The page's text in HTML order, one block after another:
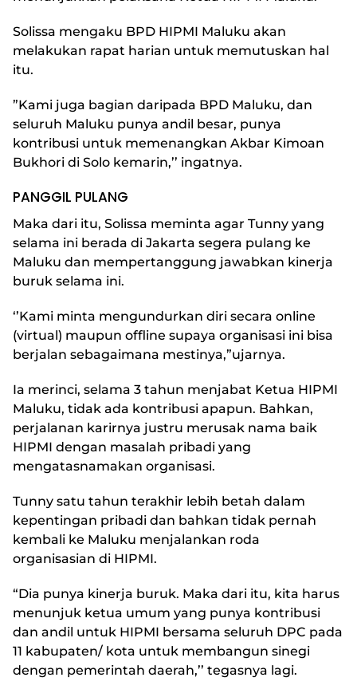
Solissa mengaku BPD HIPMI Maluku akan
melakukan rapat harian untuk memutuskan hal
itu.
”Kami juga bagian daripada BPD Maluku, dan
seluruh Maluku punya andil besar, punya
kontribusi untuk memenangkan Akbar Kimoan
Bukhori di Solo kemarin,’’ ingatnya.
PANGGIL PULANG
Maka dari itu, Solissa meminta agar Tunny yang
selama ini berada di Jakarta segera pulang ke
Maluku dan mempertanggung jawabkan kinerja
buruk selama ini.
‘’Kami minta mengundurkan diri secara online
(virtual) maupun offline supaya organisasi ini bisa
berjalan sebagaimana mestinya,”ujarnya.
Ia merinci, selama 3 tahun menjabat Ketua HIPMI
Maluku, tidak ada kontribusi apapun. Bahkan,
perjalanan karirnya justru merusak nama baik
HIPMI dengan masalah pribadi yang
mengatasnamakan organisasi.
Tunny satu tahun terakhir lebih betah dalam
kepentingan pribadi dan bahkan tidak pernah
kembali ke Maluku menjalankan roda
organisasian di HIPMI.
“Dia punya kinerja buruk. Maka dari itu, kita harus
menunjuk ketua umum yang punya kontribusi
dan andil untuk HIPMI bersama seluruh DPC pada
11 kabupaten/ kota untuk membangun sinegi
dengan pemerintah daerah,’’ tegasnya lagi.